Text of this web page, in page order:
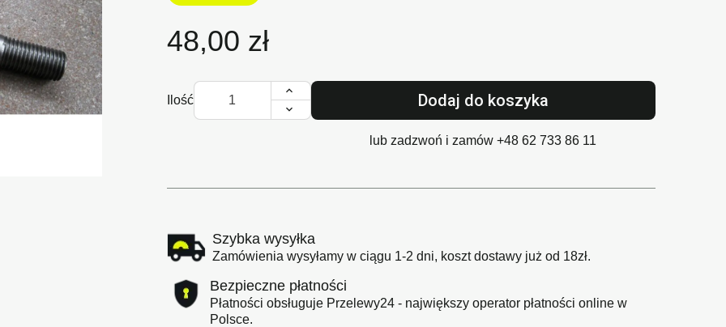
48,00 zł
Ilość Dodaj do koszyka
lub zadzwoń i zamów+48 62 733 86 11
Szybka wysyłka
Zamówienia wysyłamy w ciągu 1-2 dni, koszt dostawy już od 18zł.
Bezpieczne płatności
Płatności obsługuje Przelewy24 - największy operator płatności online w
Polsce.